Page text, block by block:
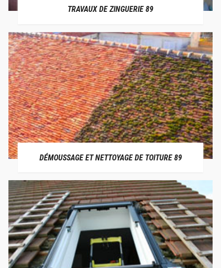
TRAVAUX DE ZINGUERIE 89
DÉMOUSSAGE ET NETTOYAGE DE TOITURE 89